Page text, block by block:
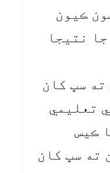
ٽيسٽون ڪيون
ويون، جن مان 555 جا نتيجا
سڀ کان
تعليمي
ڪيس
ته سڀ کان